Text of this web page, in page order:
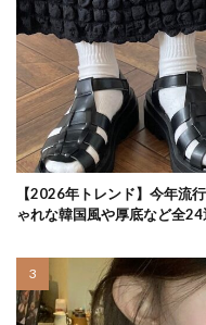
【2026年トレンド】今年流
ゃれな韓国風や厚底など全24